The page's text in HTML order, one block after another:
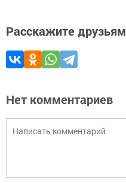
Расскажите друзьям
Нет комментариев